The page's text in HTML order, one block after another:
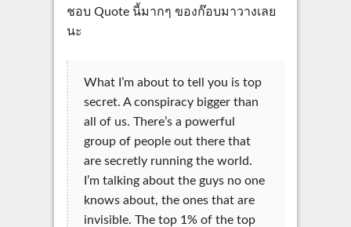
ชอบ Quote นี้มากๆ ของก๊อบมาวางเลย
นะ
What I’m about to tell you is top
secret. A conspiracy bigger than
all of us. There’s a powerful
group of people out there that
are secretly running the world.
I’m talking about the guys no one
knows about, the ones that are
invisible. The top 1% of the top